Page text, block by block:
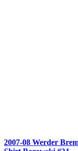
2007-08 Werder